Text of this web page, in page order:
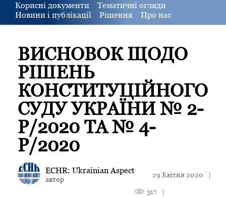
Корисні документи
Тематичні огляди
Новини і публікації
Рішення Про нас
ВИСНОВОК ЩОДО
РІШЕНЬ
КОНСТИТУЦІЙНОГО
СУДУ УКРАЇНИ № 2-
Р/2020 ТА № 4-
Р/2020
ECHR: Ukrainian Aspect
автор
29 Квітня 2020 |
317 |